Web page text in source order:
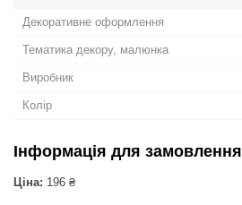
Декоративне оформлення
Тематика декору, малюнка
Виробник
Колір
Інформація для замовлення
Ціна: 196 ₴